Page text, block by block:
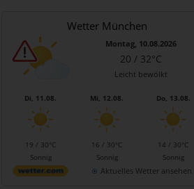
Wetter München
Montag, 10.08.2026
20 / 32°C
Leicht bewölkt
Di, 11.08.
19 / 30°C
Sonnig
Mi, 12.08.
16 / 30°C
Sonnig
Do, 13.08.
14 / 30°C
Sonnig
Aktuelles Wetter ansehen